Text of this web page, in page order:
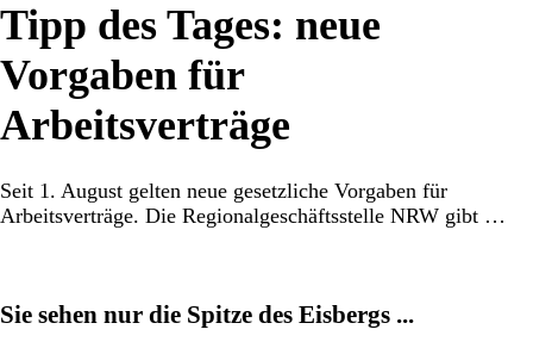
Tipp des Tages: neue
Vorgaben für
Arbeitsverträge
Seit 1. August gelten neue gesetzliche Vorgaben für
Arbeitsverträge. Die Regionalgeschäftsstelle NRW gibt …
Sie sehen nur die Spitze des Eisbergs ...